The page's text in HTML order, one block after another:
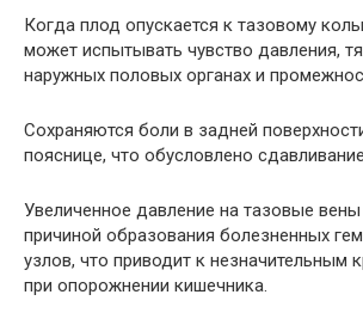
Когда плод опускается к тазовому
может испытывать чувство давления,
наружных половых органах и
Сохраняются боли в задней
пояснице, что обусловлено
Увеличенное давление на тазовые
причиной образования болезненных
узлов, что приводит к незначительным
при опорожнении кишечника.